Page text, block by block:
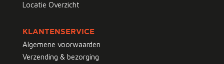
Locatie Overzicht
KLANTENSERVICE
Algemene voorwaarden
Verzending & bezorging